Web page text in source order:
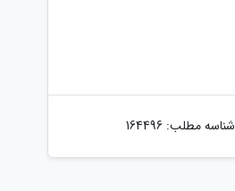
شناسه مطلب: 164496